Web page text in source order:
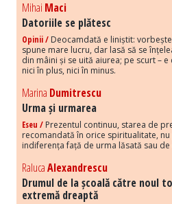
Mihai Maci
Datoriile se plătesc
Opinii / Deocamdată e liniștit:
spune mare lucru, dar lasă să se
din mâini și se uită aiurea; pe scurt –
nici în plus, nici în minus.
Marina Dumitrescu
Urma și urmarea
Eseu / Prezentul continuu, starea de
recomandată în orice spiritualitate,
indiferența față de urma lăsată sau de
RalucaAlexandrescu
Drumul de la școală către noul
extremă dreaptă